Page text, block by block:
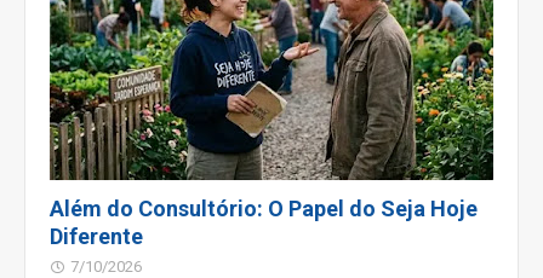
Além do Consultório: O Papel do Seja Hoje
Diferente
7/10/2026